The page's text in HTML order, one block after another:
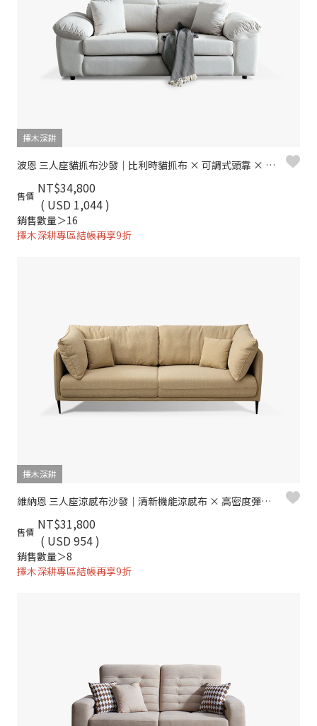
擇木深耕
波恩 三人座貓抓布沙發｜比利時貓抓布 × 可調式頭靠 × 寬扶手設計 – 擇木深耕
售價 NT$34,800
( USD 1,044 )
銷售數量＞16
擇木深耕專區結帳再享9折
擇木深耕
維納恩 三人座涼感布沙發｜清新機能涼感布 × 高密度彈力坐墊 × 金屬高腳設計 – 擇木深耕系列
售價 NT$31,800
( USD 954 )
銷售數量＞8
擇木深耕專區結帳再享9折